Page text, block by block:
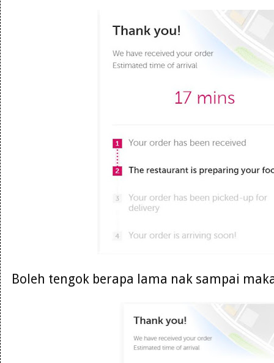
Boleh tengok berapa lama nak sampai